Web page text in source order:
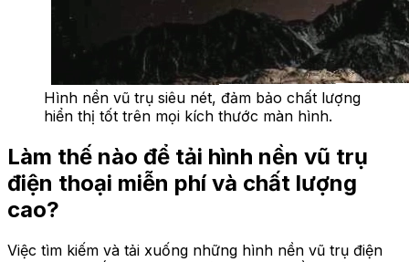
Hình nền vũ trụ siêu nét, đảm bảo chất lượng
hiển thị tốt trên mọi kích thước màn hình.
Làm thế nào để tải hình nền vũ trụ
điện thoại miễn phí và chất lượng
cao?
Việc tìm kiếm và tải xuống những hình nền vũ trụ điện